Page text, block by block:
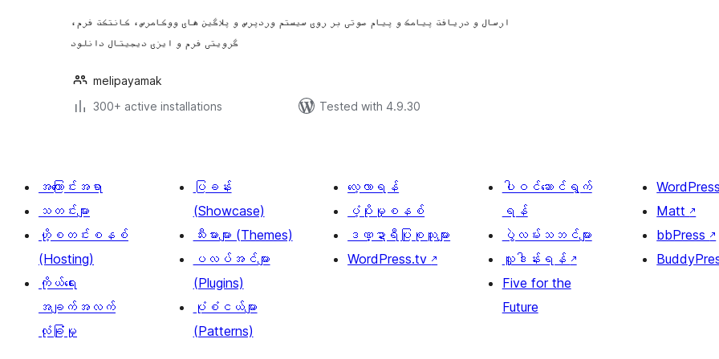
ارسال و دریافت پیامک و پیام صوتی بر روی سیستم وردپرس و پلاگین های ووکامرس، کانتکت فرم،
گرویتی فرم و ایزی دیجیتال دانلود
melipayamak
300+ active installations
Tested with 4.9.30
အကြောင်းအရာ
သတင်းများ
ဟို့စတင်းစနစ်
(Hosting)
ကိုယ်ရေး
အချက်အလက်
လုံခြုံမှု
ပြခန်း
(Showcase)
သီးမားများ (Themes)
ပလပ်အင်များ
(Plugins)
ပုံစံငယ်များ
(Patterns)
လေ့လာရန်
ပံ့ပိုးမှုစနစ်
ဒဏ္ဍာရီပြုစုသူများ
WordPress.tv ↗
ပါဝင်ဆောင်ရွက်
ရန်
ပွဲလမ်းသဘင်များ
လှူဒါန်းရန် ↗
Five for the
Future
Matt ↗
bbPress ↗